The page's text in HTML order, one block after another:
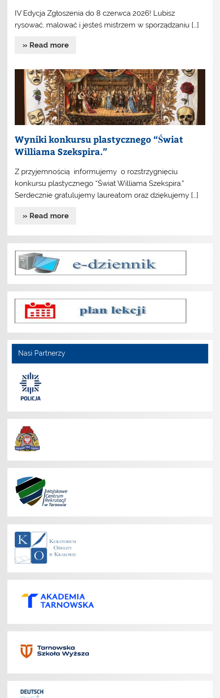
IV Edycja Zgłoszenia do 8 czerwca 2026! Lubisz
rysować, malować i jesteś mistrzem w sporządzaniu […]
» Read more
Wyniki konkursu plastycznego “Świat
Williama Szekspira.”
Z przyjemnością informujemy o rozstrzygnięciu
konkursu plastycznego “Świat Williama Szekspira.”
Serdecznie gratulujemy laureatom oraz dziękujemy […]
» Read more
Nasi Partnerzy